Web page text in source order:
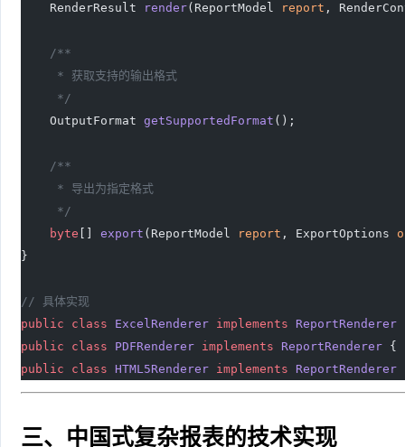
    RenderResult
render(ReportModel report ,
    /**
     * 获取支持的输出格式
     */
    OutputFormat
getSupportedFormat ();
    /**
     * 导出为指定格式
     */
    byte
[] export (ReportModel report , ExportOptions
}
// 具体实现
public class ExcelRenderer implements ReportRenderer
public class PDFRenderer implements ReportRenderer {
public class HTML5Renderer implements ReportRenderer
三、中国式复杂报表的技术实现